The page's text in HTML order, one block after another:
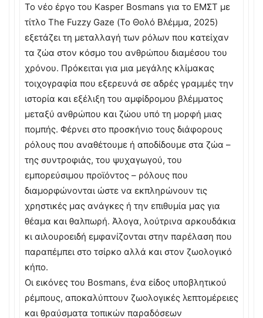
Το νέο έργο του Kasper Bosmans για το ΕΜΣΤ με
τίτλο The Fuzzy Gaze (Το Θολό Βλέμμα, 2025)
εξετάζει τη μεταλλαγή των ρόλων που κατείχαν
τα ζώα στον κόσμο του ανθρώπου διαμέσου του
χρόνου. Πρόκειται για μια μεγάλης κλίμακας
τοιχογραφία που εξερευνά σε αδρές γραμμές την
ιστορία και εξέλιξη του αμφίδρομου βλέμματος
μεταξύ ανθρώπου και ζώου υπό τη μορφή μιας
πομπής. Φέρνει στο προσκήνιο τους διάφορους
ρόλους που αναθέτουμε ή αποδίδουμε στα ζώα –
της συντροφιάς, του ψυχαγωγού, του
εμπορεύσιμου προϊόντος – ρόλους που
διαμορφώνονται ώστε να εκπληρώνουν τις
χρηστικές μας ανάγκες ή την επιθυμία μας για
θέαμα και θαλπωρή. Άλογα, λούτρινα αρκουδάκια
κι αιλουροειδή εμφανίζονται στην παρέλαση που
παραπέμπει στο τσίρκο αλλά και στον ζωολογικό
κήπο.
Οι εικόνες του Bosmans, ένα είδος υποβλητικού
ρέμπους, αποκαλύπτουν ζωολογικές λεπτομέρειες
και θραύσματα τοπικών παραδόσεων